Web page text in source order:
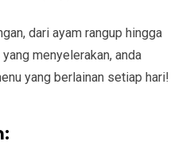
dari ayam rangup hingga
menyelerakan, anda
yang berlainan setiap hari!